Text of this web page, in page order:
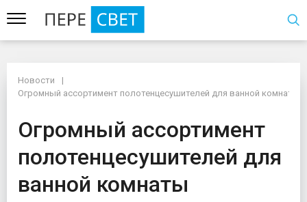
Огромный ассортимент полотенцесушителей для ванной комнаты
Огромный
Новости
Огромный ассортимент полотенцесушителей для ванной комнаты
Огромный ассортимент
полотенцесушителей для
ванной комнаты